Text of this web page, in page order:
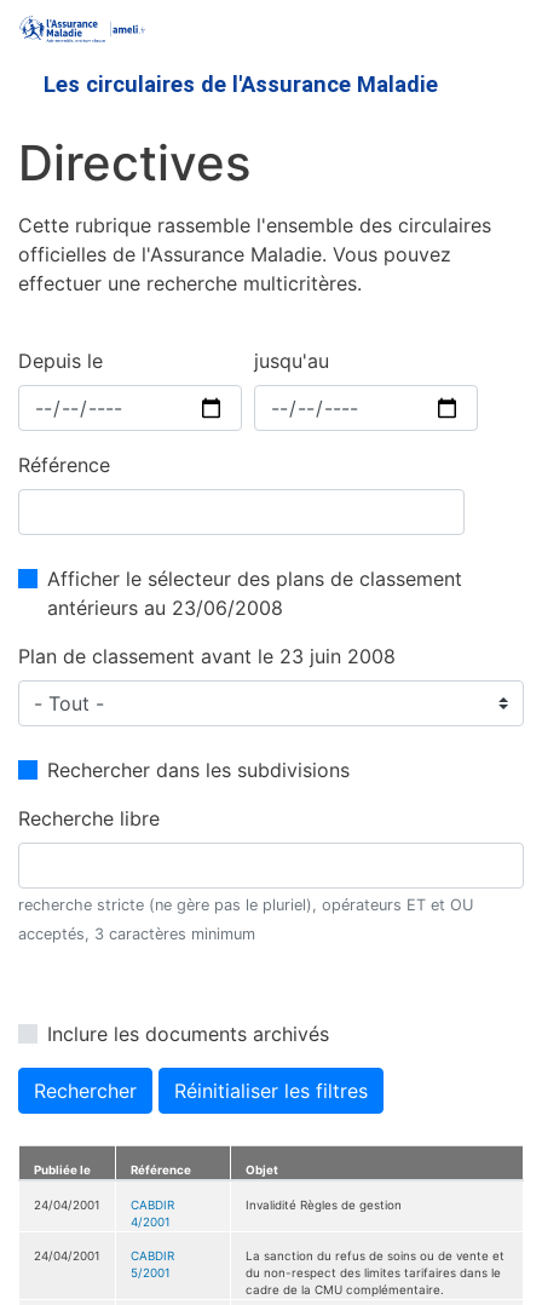
contenu
Les circulaires de l'Assurance Maladie
Directives
Cette rubrique rassemble l'ensemble des circulaires
officielles de l'Assurance Maladie. Vous pouvez
effectuer une recherche multicritères.
Depuis le jusqu'au
Référence
Afficher le sélecteur des plans de classement
antérieurs au 23/06/2008
Plan de classement avant le 23 juin 2008
Rechercher dans les subdivisions
Recherche libre
recherche stricte (ne gère pas le pluriel), opérateurs ET et OU
acceptés, 3 caractères minimum
Inclure les documents archivés
Rechercher Réinitialiser les filtres
Publiée le Référence Objet
24/04/2001
CABDIR
4/2001
Invalidité Règles de gestion
24/04/2001
CABDIR
5/2001
La sanction du refus de soins ou de vente et
du non-respect des limites tarifaires dans le
cadre de la CMU complémentaire.